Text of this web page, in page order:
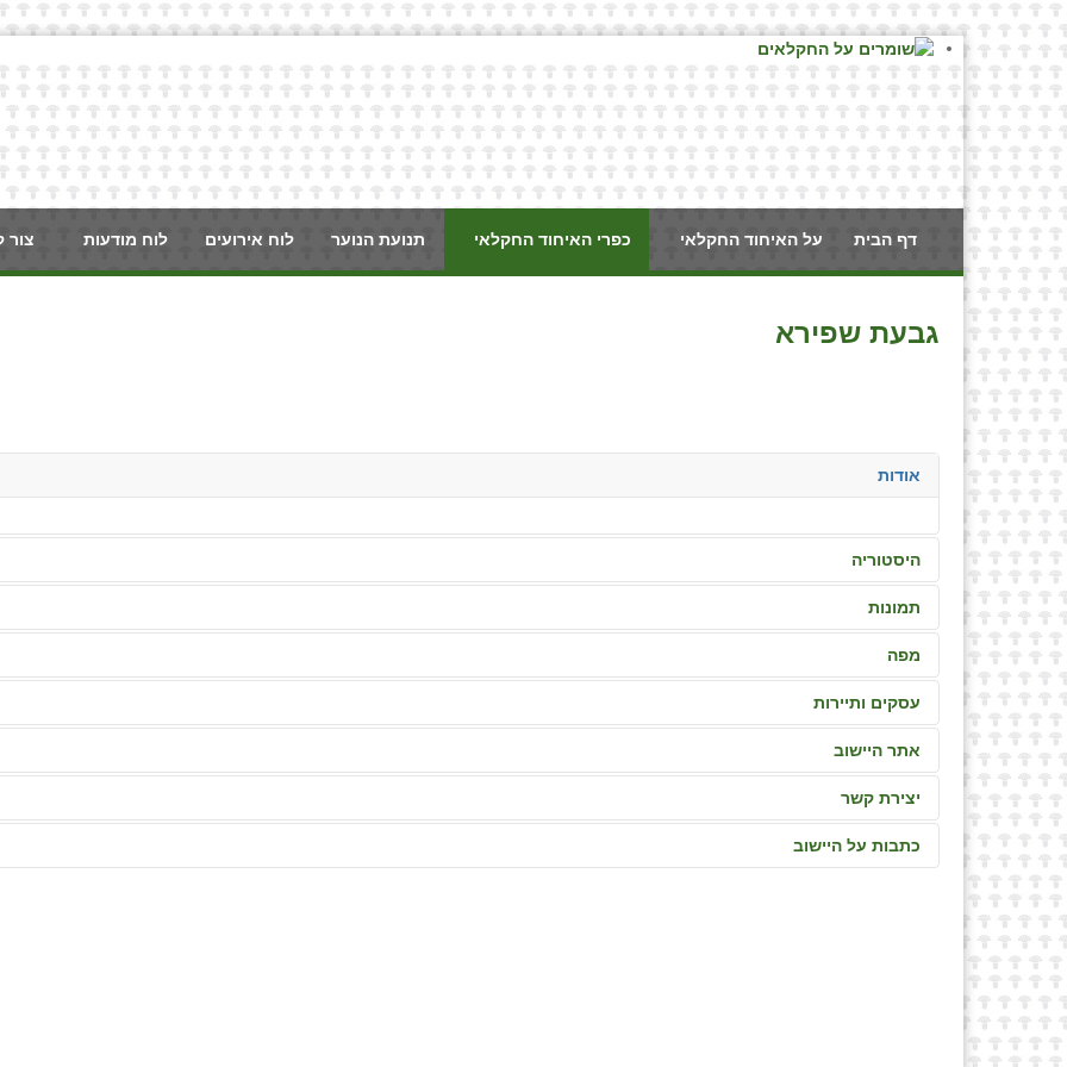
דף הבית על האיחוד החקלאי כפרי האיחוד החקלאי תנועת הנוער לוח אירועים לוח מודעות צור
גבעת שפירא
אודות
היסטוריה
תמונות
מפה
עסקים ותיירות
אתר היישוב
יצירת קשר
כתבות על היישוב